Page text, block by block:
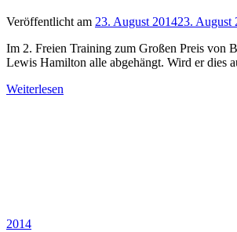
Veröffentlicht am 23. August 201423. August
Im 2. Freien Training zum Großen Preis von
Lewis Hamilton alle abgehängt. Wird er dies
Weiterlesen
2014